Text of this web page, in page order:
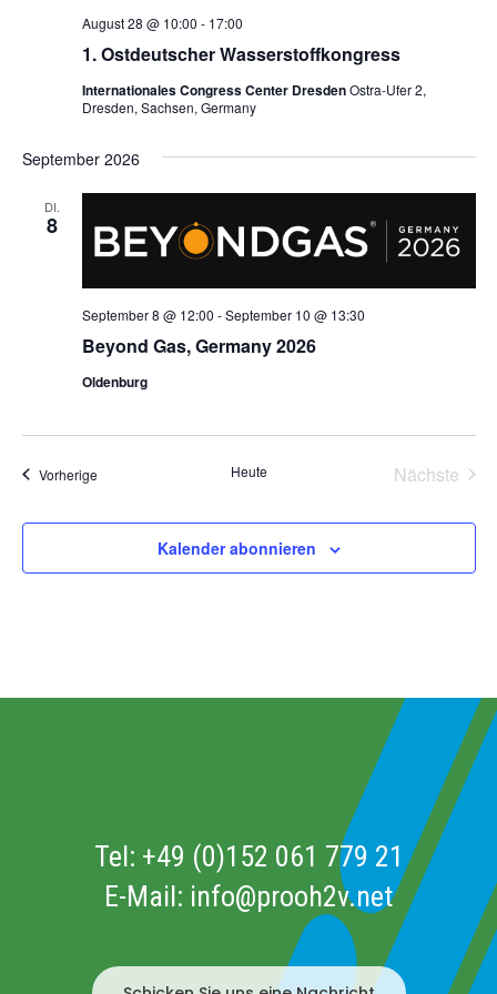
1. Ostdeutscher Wasserstoffkongress
August 28 @ 10:00 - 17:00
Internationales Congress Center DresdenOstra-Ufer 2,
Dresden, Sachsen, Germany
September 2026
DI.
8
Beyond Gas, Germany 2026
September 8 @ 12:00 -September 10 @ 13:30
Oldenburg
VorherigeVeranstaltungen Heute
Nächste
Kalender abonnieren
Tel: +49 (0)152 061 779 21
E-Mail: info@prooh2v.net